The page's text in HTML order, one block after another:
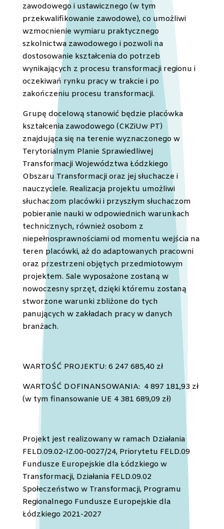
zawodowego i ustawicznego (w tym
przekwalifikowanie zawodowe), co umożliwi
wzmocnienie wymiaru praktycznego
szkolnictwa zawodowego i pozwoli na
dostosowanie kształcenia do potrzeb
wynikających z procesu transformacji regionu i
oczekiwań rynku pracy w trakcie i po
zakończeniu procesu transformacji.
Grupę docelową stanowić będzie placówka
kształcenia zawodowego (CKZiUw PT)
znajdująca się na terenie wyznaczonego w
Terytorialnym Planie Sprawiedliwej
Transformacji Województwa Łódzkiego
Obszaru Transformacji oraz jej słuchacze i
nauczyciele. Realizacja projektu umożliwi
słuchaczom placówki i przyszłym słuchaczom
pobieranie nauki w odpowiednich warunkach
technicznych, również osobom z
niepełnosprawnościami od momentu wejścia na
teren placówki, aż do adaptowanych pracowni
oraz przestrzeni objętych przedmiotowym
projektem. Sale wyposażone zostaną w
nowoczesny sprzęt, dzięki któremu zostaną
stworzone warunki zbliżone do tych
panujących w zakładach pracy w danych
branżach.
WARTOŚĆ PROJEKTU: 6 247 685,40 zł
WARTOŚĆ DOFINANSOWANIA: 4 897 181,93 zł
(wtym finansowanie UE 4 381 689,09 zł)
Projekt jest realizowany w ramach Działania
FELD.09.02-IZ.00-0027/24, Priorytetu FELD.09
Fundusze Europejskie dla Łódzkiego w
Transformacji, Działania FELD.09.02
Społeczeństwo w Transformacji, Programu
Regionalnego Fundusze Europejskie dla
Łódzkiego 2021-2027